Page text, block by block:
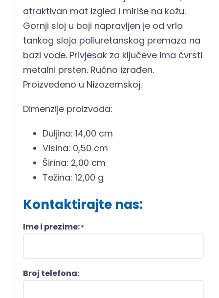
atraktivan mat izgled i miriše na kožu.
Gornji sloj u boji napravljen je od vrlo
tankog sloja poliuretanskog premaza na
bazi vode. Privjesak za ključeve ima čvrsti
metalni prsten. Ručno izrađen.
Proizvedeno u Nizozemskoj.
Dimenzije proizvoda:
Duljina: 14,00 cm
Visina: 0,50 cm
Širina: 2,00 cm
Težina: 12,00 g
Kontaktirajte nas:
Ime i prezime:*
Broj telefona: